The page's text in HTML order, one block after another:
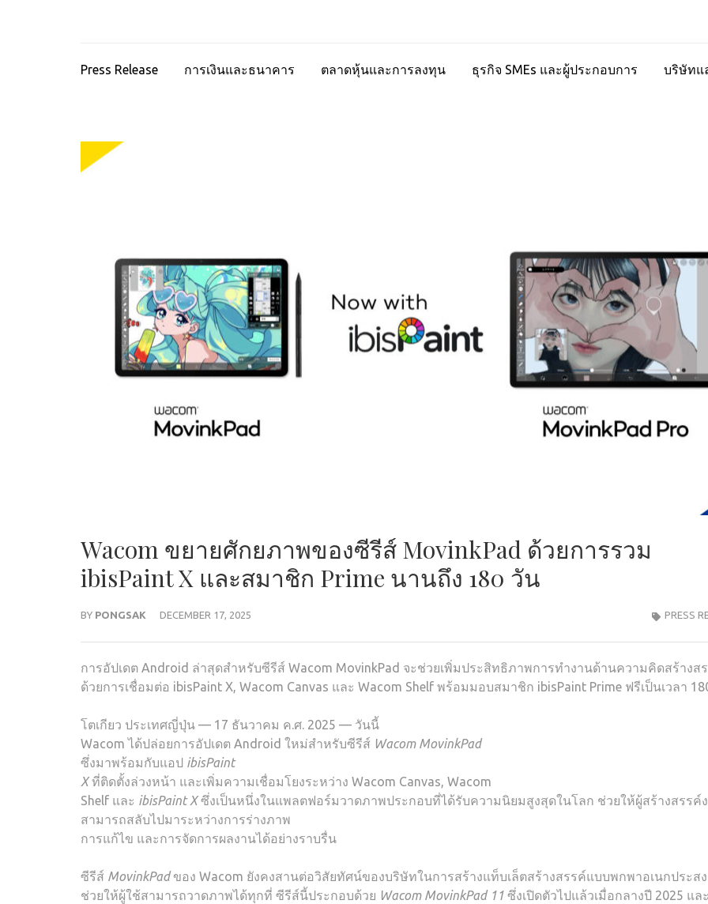
Press Release การเงินและธนาคาร ตลาดหุ้นและการลงทุน ธุรกิจ SMEs และผู้ประกอบการ บริษัทแ
Wacom ขยายศักยภาพของซีรีส์ MovinkPad ด้วยการรวม
ibisPaint X และสมาชิก Prime นานถึง 180 วัน
BY PONGSAK DECEMBER 17, 2025 PRESS
การอัปเดต Android ล่าสุดสำหรับซีรีส์ Wacom MovinkPad จะช่วยเพิ่มประสิทธิภาพการทำงานด้านความคิดสร้างส
ด้วยการเชื่อมต่อ ibisPaint X, Wacom Canvas และ Wacom Shelf พร้อมมอบสมาชิก ibisPaint Prime ฟรีเป็นเวลา
โตเกียว ประเทศญี่ปุ่น — 17 ธันวาคม ค.ศ. 2025 — วันนี้
Wacom ได้ปล่อยการอัปเดต Android ใหม่สำหรับซีรีส์ Wacom MovinkPad
ซึ่งมาพร้อมกับแอป ibisPaint
Xที่ติดตั้งล่วงหน้า และเพิ่มความเชื่อมโยงระหว่าง Wacom Canvas, Wacom
Shelf และ ibisPaint Xซึ่งเป็นหนึ่งในแพลตฟอร์มวาดภาพประกอบที่ได้รับความนิยมสูงสุดในโลก ช่วยให้ผู้สร้างสรรค์
สามารถสลับไปมาระหว่างการร่างภาพ
การแก้ไข และการจัดการผลงานได้อย่างราบรื่น
ซีรีส์ MovinkPadของ Wacom ยังคงสานต่อวิสัยทัศน์ของบริษัทในการสร้างแท็บเล็ตสร้างสรรค์แบบพกพาอเนกประส
ช่วยให้ผู้ใช้สามารถวาดภาพได้ทุกที่ ซีรีส์นี้ประกอบด้วย Wacom MovinkPad 11 ซึ่งเปิดตัวไปแล้วเมื่อกลางปี 2025 และ